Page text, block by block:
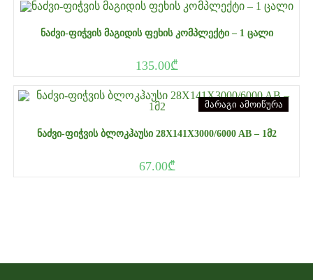
ᲜᲐᲫᲕᲘ-ᲤᲘᲭᲕᲘᲡ ᲛᲐᲒᲘᲓᲘᲡ ᲤᲔᲮᲘᲡ ᲙᲝᲛᲞᲚᲔᲥᲢᲘ – 1 ᲪᲐᲚᲘ
135.00₾
მარაგი ამოიწურა
ᲜᲐᲫᲕᲘ-ᲤᲘᲭᲕᲘᲡ ᲑᲚᲝᲙᲰᲐᲣᲡᲘ 28X141X3000/6000 AB – 1Მ2
67.00₾